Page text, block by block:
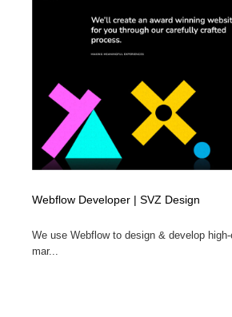
Webflow Developer | SVZ Design
We use Webflow to design & develop
mar...